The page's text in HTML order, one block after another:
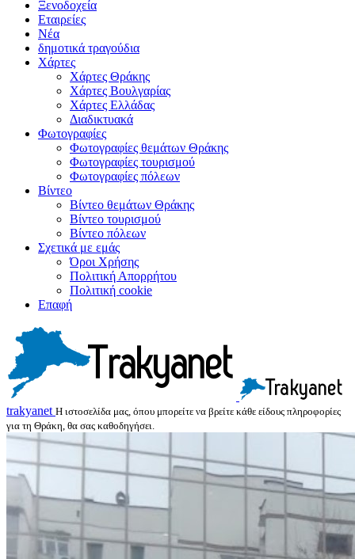
Ξενοδοχεία
Εταιρείες
Νέα
δημοτικά τραγούδια
Χάρτες
Χάρτες Θράκης
Χάρτες Βουλγαρίας
Χάρτες Ελλάδας
Διαδικτυακά
Φωτογραφίες
Φωτογραφίες θεμάτων Θράκης
Φωτογραφίες τουρισμού
Φωτογραφίες πόλεων
Βίντεο
Βίντεο θεμάτων Θράκης
Βίντεο τουρισμού
Βίντεο πόλεων
Σχετικά με εμάς
Όροι Χρήσης
Πολιτική Απορρήτου
Πολιτική cookie
Επαφή
trakyanet Η ιστοσελίδα μας, όπου μπορείτε να βρείτε κάθε είδους πληροφορίες
για τη Θράκη, θα σας καθοδηγήσει.